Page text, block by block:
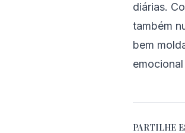
diárias.
também
bem
PARTILHE